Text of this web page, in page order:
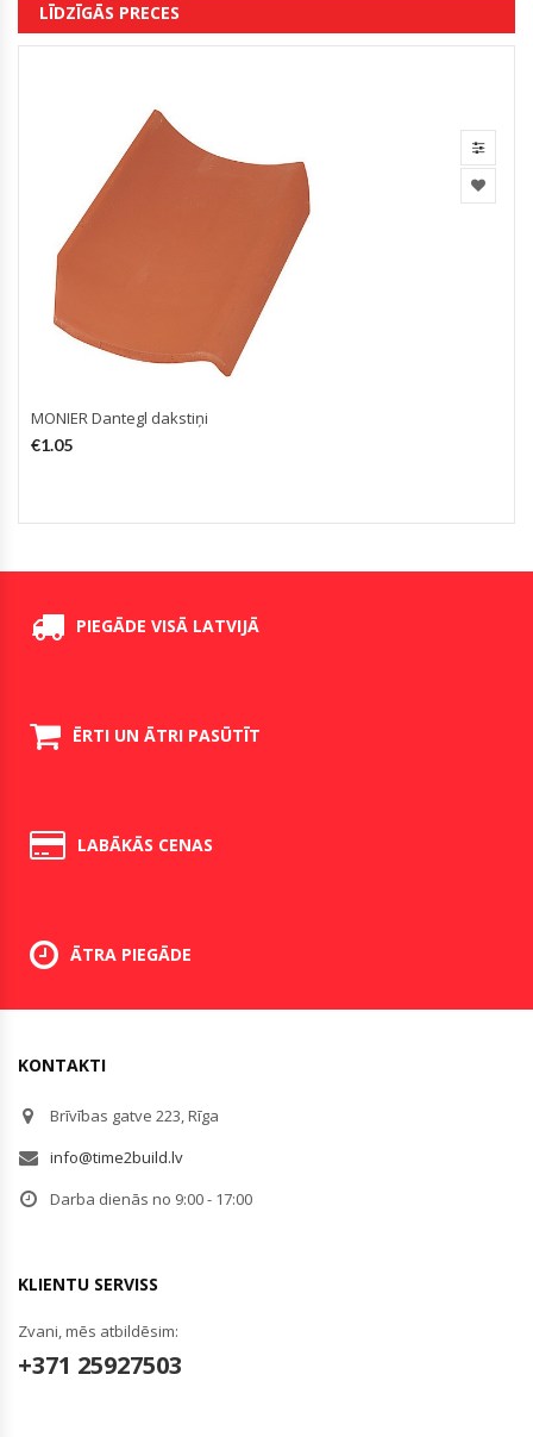
LĪDZĪGĀS PRECES
MONIER Dantegl dakstiņi
€1.05
PIEGĀDE VISĀ LATVIJĀ
ĒRTI UN ĀTRI PASŪTĪT
LABĀKĀS CENAS
ĀTRA PIEGĀDE
KONTAKTI
Brīvības gatve 223, Rīga
info@time2build.lv
Darba dienās no 9:00 - 17:00
KLIENTU SERVISS
Zvani, mēs atbildēsim:
+371 25927503